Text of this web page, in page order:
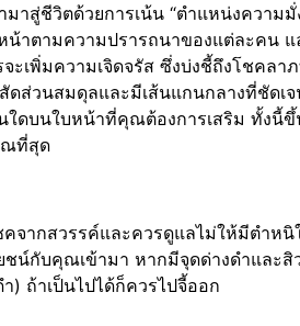
มาสู่ชีวิตด้วยการเน้น “ตำแหน่งความ
าตามความปรารถนาของแต่ละคน แ
จะเพิ่มความเจิดจรัส ซึ่งบ่งชี้ถึงโชค
ดส่วนสมดุลและมีเส้นแกนกลางที่ชัด
ใดบนใบหน้าที่คุณต้องการเสริม ทั้งนี้
ณที่สุด
จากสวรรค์และควรดูแลไม่ให้มีตำห
น์กับคุณเข้ามา หากมีจุดด่างดำและ
) ถ้าเป็นไปได้ก็ควรไปจี้ออก